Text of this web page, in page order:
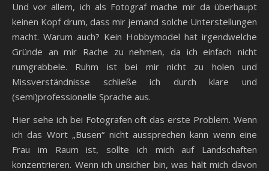
Und vor allem, ich als Fotograf mache mir da überhaupt
keinen Kopf drum, dass mir jemand solche Unterstellungen
macht. Warum auch? Kein Hobbymodel hat irgendwelche
Gründe an mir Rache zu nehmen, da ich einfach nicht
rumgrabbele. Ruhm ist bei mir nicht zu holen und
Missverständnisse schließe ich durch klare und
(semi)professionelle Sprache aus.
Hier sehe ich bei Fotografen oft das erste Problem. Wenn
ich das Wort „Busen“ nicht aussprechen kann wenn eine
Frau im Raum ist, sollte ich mich auf Landschaften
konzentrieren. Wenn ich unsicher bin, was hält mich davon